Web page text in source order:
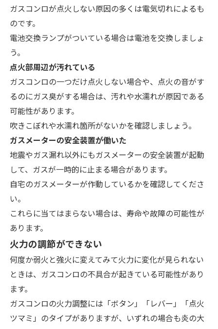
ガスコンロが点火しない原因の多くは電気切れによるも
のです。
電池交換ランプがついている場合は電池を交換しましょ
う。
点火部周辺が汚れている
ガスコンロの一つだけ点火しない場合や、点火の音がす
るのにガス臭がする場合は、汚れや水濡れが原因である
可能性があります。
吹きこぼれや水濡れ箇所がないかを確認しましょう。
ガスメーターの安全装置が働いた
地震やガス漏れ以外にもガスメーターの安全装置が起動
して、ガスが一時的に止まる場合があります。
自宅のガスメーターが作動しているかを確認してくださ
い。
これらに当てはまらない場合は、寿命や故障の可能性が
あります。
火力の調節ができない
何度か弱火と強火に変えてみて火力に変化が見られない
ときは、ガスコンロの不具合が起きている可能性があり
ます。
ガスコンロの火力調整には「ボタン」「レバー」「点火
ツマミ」のタイプがありますが、いずれの場合も炎の大